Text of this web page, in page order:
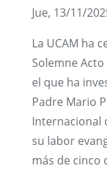
Jue, 13/11/
La UCAM ha
Solemne
el que ha
Padre Mario
Internacional
su labor
más de cinco